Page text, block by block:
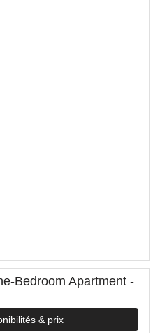
Bedroom Apartment -
& prix